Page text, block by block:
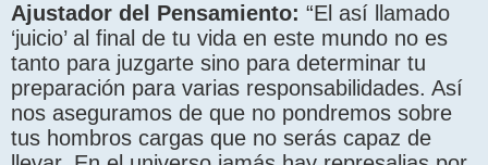
Ajustador del Pensamiento: “El así llamado
‘juicio’ al final de tu vida en este mundo no es
tanto para juzgarte sino para determinar tu
preparación para varias responsabilidades. Así
nos aseguramos de que no pondremos sobre
tus hombros cargas que no serás capaz de